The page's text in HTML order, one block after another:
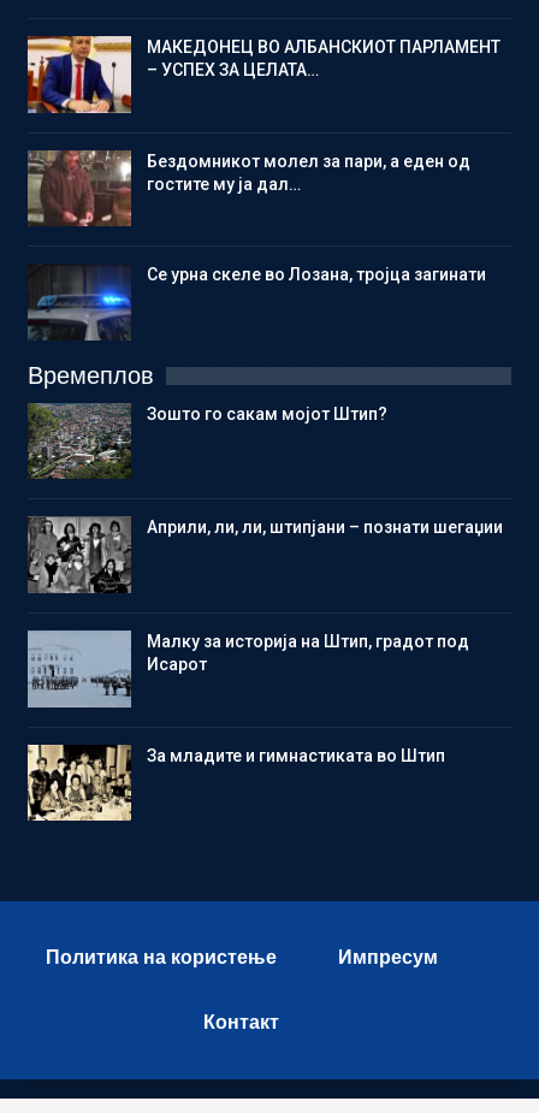
МАКЕДОНЕЦ ВО АЛБАНСКИОТ ПАРЛАМЕНТ
– УСПЕХ ЗА ЦЕЛАТА…
Бездомникот молел за пари, а еден од
гостите му ја дал…
Се урна скеле во Лозана, тројца загинати
Времеплов
Зошто го сакам мојот Штип?
Aприли, ли, ли, штипјани – познати шегаџии
Малку за историја на Штип, градот под
Исарот
Зa младите и гимнастиката во Штип
Политика на користење Импресум
Контакт